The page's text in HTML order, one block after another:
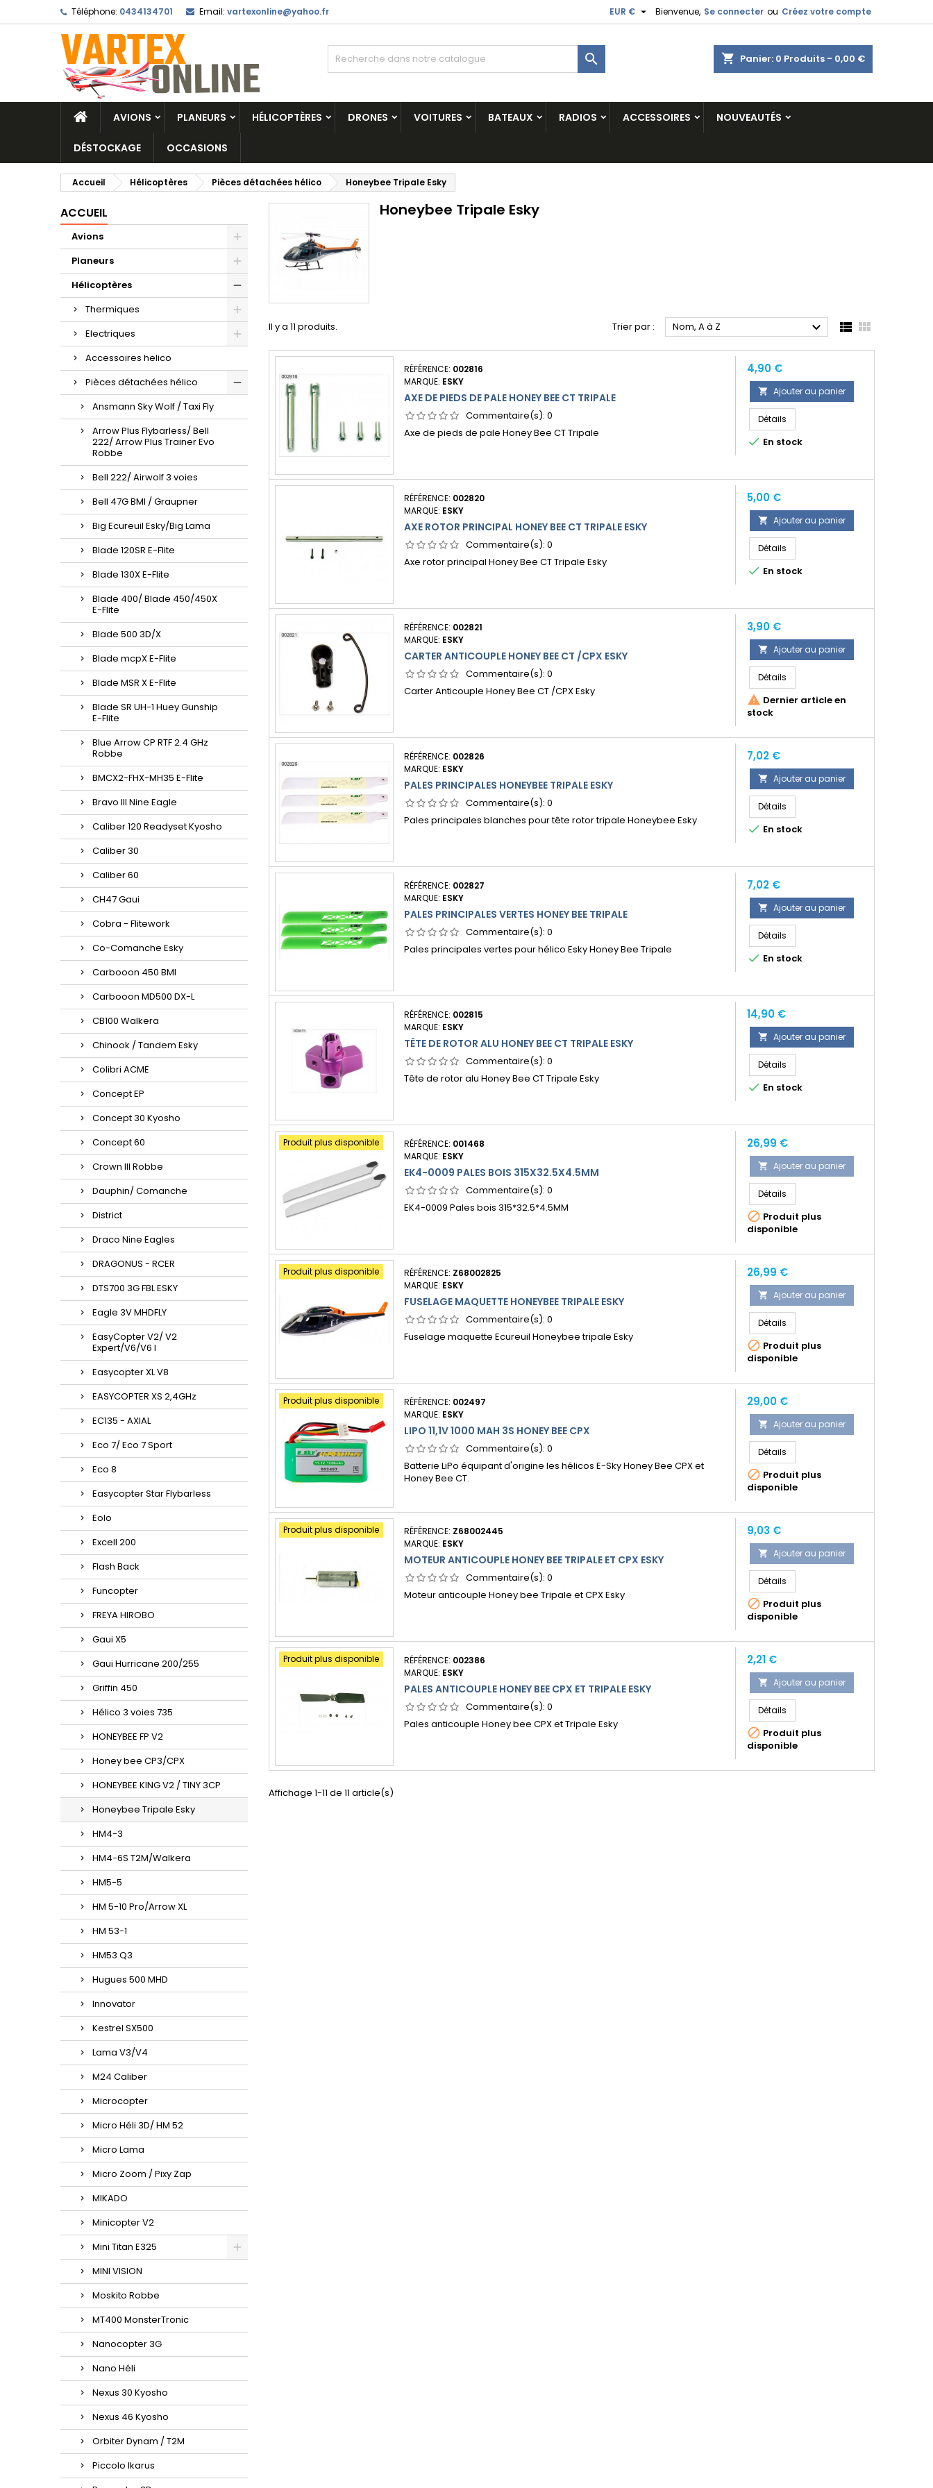
Téléphone: 0434134701 Email: vartexonline@yahoo.fr Bienvenue, Se connecter ou Créez votre compte
EUR € 
shopping_cart Panier: 0 Produits - 0,00 €

AVIONS PLANEURS HÉLICOPTÈRES DRONES VOITURES BATEAUX RADIOS ACCESSOIRES NOUVEAUTÉS
DÉSTOCKAGE OCCASIONS
Accueil Hélicoptères Pièces détachées hélico Honeybee Tripale Esky
ACCUEIL
Avions
Planeurs
Hélicoptères
Thermiques
Electriques
Accessoires helico
Pièces détachées hélico
Ansmann Sky Wolf / Taxi Fly
Arrow Plus Flybarless/ Bell
222/ Arrow Plus Trainer Evo
Robbe
Bell 222/ Airwolf 3 voies
Bell 47G BMI / Graupner
Big Ecureuil Esky/Big Lama
Blade 120SR E-Flite
Blade 130X E-Flite
Blade 400/ Blade 450/450X
E-Flite
Blade 500 3D/X
Blade mcpX E-Flite
Blade MSR X E-Flite
Blade SR UH-1 Huey Gunship
E-Flite
Blue Arrow CP RTF 2.4 GHz
Robbe
BMCX2-FHX-MH35 E-Flite
Bravo III Nine Eagle
Caliber 120 Readyset Kyosho
Caliber 30
Caliber 60
CH47 Gaui
Cobra - Flitework
Co-Comanche Esky
Carbooon 450 BMI
Carbooon MD500 DX-L
CB100 Walkera
Chinook / Tandem Esky
Colibri ACME
Concept EP
Concept 30 Kyosho
Concept 60
Crown III Robbe
Dauphin/ Comanche
District
Draco Nine Eagles
DRAGONUS - RCER
DTS700 3G FBL ESKY
Eagle 3V MHDFLY
EasyCopter V2/ V2
Expert/V6/V6 l
Easycopter XL V8
EASYCOPTER XS 2,4GHz
EC135 - AXIAL
Eco 7/ Eco 7 Sport
Eco 8
Easycopter Star Flybarless
Eolo
Excell 200
Flash Back
Funcopter
FREYA HIROBO
Gaui X5
Gaui Hurricane 200/255
Griffin 450
Hélico 3 voies 735
HONEYBEE FP V2
Honey bee CP3/CPX
HONEYBEE KING V2 / TINY 3CP
Honeybee Tripale Esky
HM4-3
HM4-6S T2M/Walkera
HM5-5
HM 5-10 Pro/Arrow XL
HM 53-1
HM53 Q3
Hugues 500 MHD
Innovator
Kestrel SX500
Lama V3/V4
M24 Caliber
Microcopter
Micro Héli 3D/ HM 52
Micro Lama
Micro Zoom / Pixy Zap
MIKADO
Minicopter V2
Mini Titan E325
MINI VISION
Moskito Robbe
MT400 MonsterTronic
Nanocopter 3G
Nano Héli
Nexus 30 Kyosho
Nexus 46 Kyosho
Orbiter Dynam / T2M
Piccolo Ikarus
Honeybee Tripale Esky
Il y a 11 produits. Trier par : Nom, A à Z   
RÉFÉRENCE: 002816
MARQUE: ESKY
AXE DE PIEDS DE PALE HONEY BEE CT TRIPALE
Commentaire(s): 0
Axe de pieds de pale Honey Bee CT Tripale
Prix
4,90 €
 Ajouter au panier
Détails
 En stock
RÉFÉRENCE: 002820
MARQUE: ESKY
AXE ROTOR PRINCIPAL HONEY BEE CT TRIPALE ESKY
Commentaire(s): 0
Axe rotor principal Honey Bee CT Tripale Esky
Prix
5,00 €
 Ajouter au panier
Détails
 En stock
RÉFÉRENCE: 002821
MARQUE: ESKY
CARTER ANTICOUPLE HONEY BEE CT /CPX ESKY
Commentaire(s): 0
Carter Anticouple Honey Bee CT /CPX Esky
Prix
3,90 €
 Ajouter au panier
Détails
 Dernier article en
stock
RÉFÉRENCE: 002826
MARQUE: ESKY
PALES PRINCIPALES HONEYBEE TRIPALE ESKY
Commentaire(s): 0
Pales principales blanches pour tête rotor tripale Honeybee Esky
Prix
7,02 €
 Ajouter au panier
Détails
 En stock
RÉFÉRENCE: 002827
MARQUE: ESKY
PALES PRINCIPALES VERTES HONEY BEE TRIPALE
Commentaire(s): 0
Pales principales vertes pour hélico Esky Honey Bee Tripale
Prix
7,02 €
 Ajouter au panier
Détails
 En stock
RÉFÉRENCE: 002815
MARQUE: ESKY
TÊTE DE ROTOR ALU HONEY BEE CT TRIPALE ESKY
Commentaire(s): 0
Tête de rotor alu Honey Bee CT Tripale Esky
Prix
14,90 €
 Ajouter au panier
Détails
 En stock
Produit plus disponible RÉFÉRENCE: 001468
MARQUE: ESKY
EK4-0009 PALES BOIS 315X32.5X4.5MM
Commentaire(s): 0
EK4-0009 Pales bois 315*32.5*4.5MM
Prix
26,99 €
 Ajouter au panier
Détails
 Produit plus
disponible
Produit plus disponible RÉFÉRENCE: Z68002825
MARQUE: ESKY
FUSELAGE MAQUETTE HONEYBEE TRIPALE ESKY
Commentaire(s): 0
Fuselage maquette Ecureuil Honeybee tripale Esky
Prix
26,99 €
 Ajouter au panier
Détails
 Produit plus
disponible
Produit plus disponible RÉFÉRENCE: 002497
MARQUE: ESKY
LIPO 11,1V 1000 MAH 3S HONEY BEE CPX
Commentaire(s): 0
Batterie LiPo équipant d'origine les hélicos E-Sky Honey Bee CPX et
Honey Bee CT.
Prix
29,00 €
 Ajouter au panier
Détails
 Produit plus
disponible
Produit plus disponible RÉFÉRENCE: Z68002445
MARQUE: ESKY
MOTEUR ANTICOUPLE HONEY BEE TRIPALE ET CPX ESKY
Commentaire(s): 0
Moteur anticouple Honey bee Tripale et CPX Esky
Prix
9,03 €
 Ajouter au panier
Détails
 Produit plus
disponible
Produit plus disponible RÉFÉRENCE: 002386
MARQUE: ESKY
PALES ANTICOUPLE HONEY BEE CPX ET TRIPALE ESKY
Commentaire(s): 0
Pales anticouple Honey bee CPX et Tripale Esky
Prix
2,21 €
 Ajouter au panier
Détails
 Produit plus
disponible
Affichage 1-11 de 11 article(s)